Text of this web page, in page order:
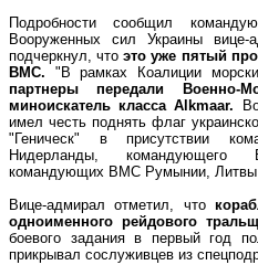
Подробности сообщил
Вооруженных сил Украины
подчеркнул, чтоэто уже пятый
ВМС. "В рамках Коалиции
партнеры передали
миноискатель класса Alkmaar.
имел честь поднять флаг
"Геническ" в присутствии
Нидерланды, командующего
командующих ВМС Румынии, Литвы
Вице-адмирал отметил, что
одноименного рейдового
боевого задания в первый год
прикрывал сослуживцев из